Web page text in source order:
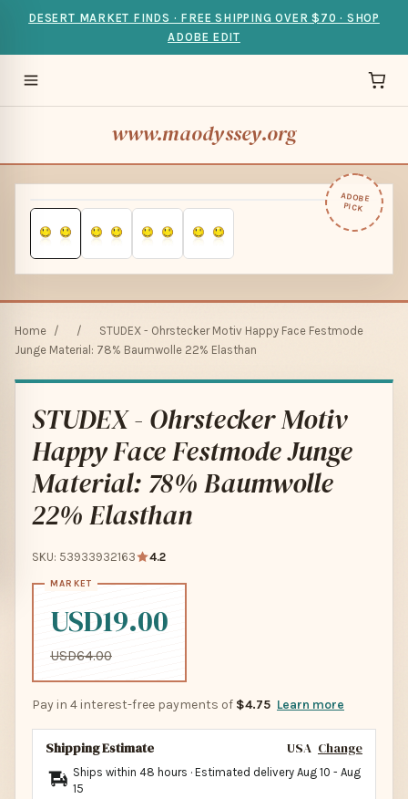
DESERT MARKET FINDS · FREE SHIPPING OVER $70 · SHOP
ADOBE EDIT
www.maodyssey.org
ADOBE
PICK
Home / /
STUDEX - Ohrstecker Motiv Happy Face Festmode
Junge Material: 78% Baumwolle 22% Elasthan
STUDEX - Ohrstecker Motiv
Happy Face Festmode Junge
Material: 78% Baumwolle
22% Elasthan
SKU: 53933932163 4.2
USD19.00
USD64.00
Pay in 4 interest-free payments of $4.75 Learn more
Shipping Estimate USA Change
Ships within 48 hours · Estimated delivery Aug 10 - Aug
15